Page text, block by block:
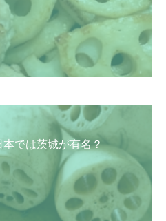
本では茨城が有名？